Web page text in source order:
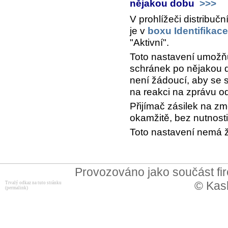
nějakou dobu >>>
V prohlížeči
je v boxu Identifikace
"Aktivní".
Toto nastavení
schránek po nějakou
není žádoucí, aby se
na reakci na zprávu
Přijímač zásilek na
okamžitě, bez
Toto nastavení nemá
Provozováno jako součást
©
Trvalý odkaz na tuto stránku
(permalink)